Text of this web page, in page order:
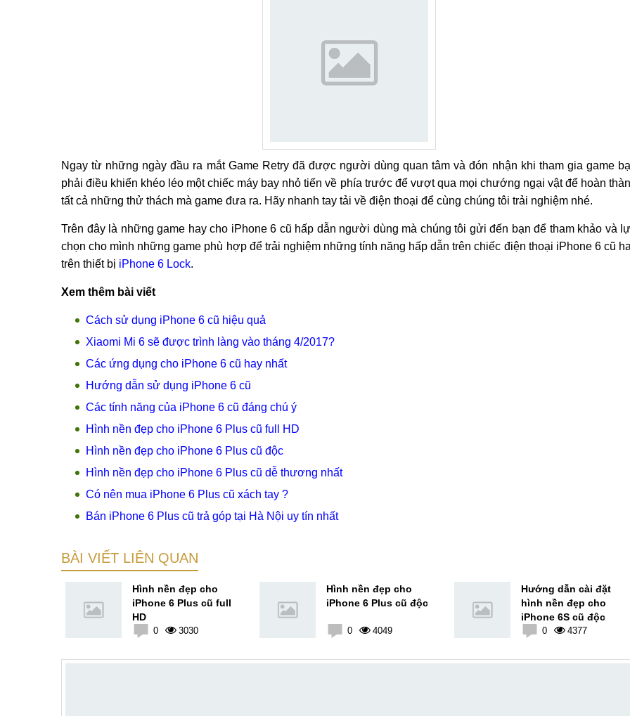
Ngay từ những ngày đầu ra mắt Game Retry đã được người dùng quan tâm và đón nhận khi tham gia game
phải điều khiển khéo léo một chiếc máy bay nhỏ tiến về phía trước để vượt qua mọi chướng ngại vật để hoàn
tất cả những thử thách mà game đưa ra. Hãy nhanh tay tải về điện thoại để cùng chúng tôi trải nghiệm nhé.
Trên đây là những game hay cho iPhone 6 cũ hấp dẫn người dùng mà chúng tôi gửi đến bạn để tham khảo và
chọn cho mình những game phù hợp để trải nghiệm những tính năng hấp dẫn trên chiếc điện thoại iPhone 6 cũ
trên thiết bị iPhone 6 Lock.
Xem thêm bài viết
Cách sử dụng iPhone 6 cũ hiệu quả
Xiaomi Mi 6 sẽ được trình làng vào tháng 4/2017?
Các ứng dụng cho iPhone 6 cũ hay nhất
Hướng dẫn sử dụng iPhone 6 cũ
Các tính năng của iPhone 6 cũ đáng chú ý
Hình nền đẹp cho iPhone 6 Plus cũ full HD
Hình nền đẹp cho iPhone 6 Plus cũ độc
Hình nền đẹp cho iPhone 6 Plus cũ dễ thương nhất
Có nên mua iPhone 6 Plus cũ xách tay ?
Bán iPhone 6 Plus cũ trả góp tại Hà Nội uy tín nhất
BÀI VIẾT LIÊN QUAN
Hình nền đẹp cho
iPhone 6 Plus cũ full
HD
0 3030
Hình nền đẹp cho
iPhone 6 Plus cũ độc
0 4049
Hướng dẫn cài đặt
hình nền đẹp cho
iPhone 6S cũ độc
0 4377